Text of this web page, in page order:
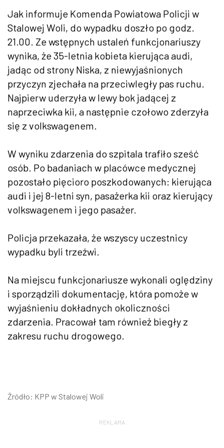
Jak informuje Komenda Powiatowa Policji w
Stalowej Woli, do wypadku doszło po godz.
21.00. Ze wstępnych ustaleń funkcjonariuszy
wynika, że 35-letnia kobieta kierująca audi,
jadąc od strony Niska, z niewyjaśnionych
przyczyn zjechała na przeciwległy pas ruchu.
Najpierw uderzyła w lewy bok jadącej z
naprzeciwka kii, a następnie czołowo zderzyła
się z volkswagenem.
W wyniku zdarzenia do szpitala trafiło sześć
osób. Po badaniach w placówce medycznej
pozostało pięcioro poszkodowanych: kierująca
audi i jej 8-letni syn, pasażerka kii oraz kierujący
volkswagenem i jego pasażer.
Policja przekazała, że wszyscy uczestnicy
wypadku byli trzeźwi.
Na miejscu funkcjonariusze wykonali oględziny
i sporządzili dokumentację, która pomoże w
wyjaśnieniu dokładnych okoliczności
zdarzenia. Pracował tam również biegły z
zakresu ruchu drogowego.
Źródło: KPP w Stalowej Woli
REKLAMA